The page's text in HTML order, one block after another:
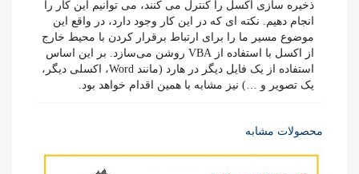
ذخیره سازی اکسل را کنترل می کنند، می توانیم این کار را
انجام دهیم. نکته ای که در این کار وجود دارد، در واقع این
موضوع مسیر ما را برای ارتباط برقرار کردن با محیط خارج
از اکسل با استفاده از VBA روشن می‌سازد. بر این اساس
استفاده از یک فایل دیگر در هارد (مانند Word، اکسلی دیگر،
یک تصویر و …) نیز مشابه با همین اقدام خواهد بود.
محصولات مشابه